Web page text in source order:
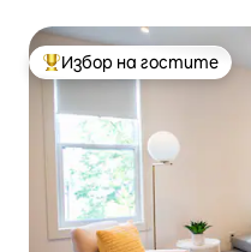
Най-популярен избор на
Избор на гостите